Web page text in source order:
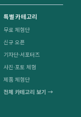
특별 카테고리
무료 체험단
신규 오픈
기자단·서포터즈
사진·포토 체험
제품 체험단
전체 카테고리 보기 →